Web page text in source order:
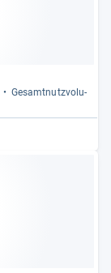
Gesamt­nutz­vo­lu­